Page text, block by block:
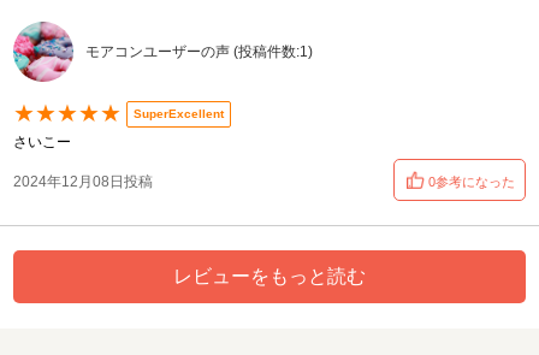
モアコンユーザーの声 (投稿件数:1)
★★★★★ SuperExcellent
さいこー
2024年12月08日投稿 0参考になった
レビューをもっと読む